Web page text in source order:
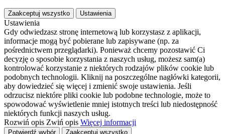
Zaakceptuj wszystko Ustawienia
Ustawienia
Gdy odwiedzasz stronę internetową lub korzystasz z aplikacji,
informacje mogą być pobierane lub zapisywane (np. za
pośrednictwem przeglądarki). Ponieważ chcemy pozostawić Ci
decyzję o sposobie korzystania z naszych usług, możesz sam(a)
kontrolować korzystanie z niektórych rodzajów plików cookie lub
podobnych technologii. Kliknij na poszczególne nagłówki kategorii,
aby dowiedzieć się więcej i zmienić swoje ustawienia. Jeśli
odrzucisz niektóre pliki cookie lub podobne technologie, może to
spowodować wyświetlenie mniej istotnych treści lub niedostępność
niektórych funkcji naszych usług.
Rozwiń opis Zwiń opis Więcej informacji
Potwierdź wybór
Zaakceptuj wszystko